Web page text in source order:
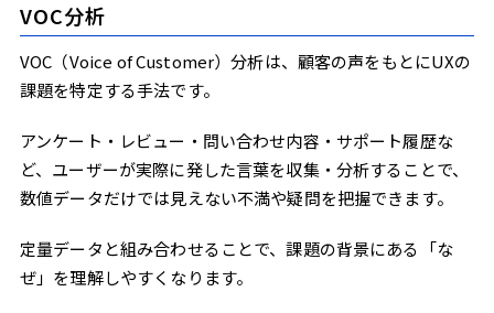
VOC分析
VOC（Voice of Customer）分析は、顧客の声をもとにUXの
課題を特定する手法です。
アンケート・レビュー・問い合わせ内容・サポート履歴な
ど、ユーザーが実際に発した言葉を収集・分析することで、
数値データだけでは見えない不満や疑問を把握できます。
定量データと組み合わせることで、課題の背景にある「な
ぜ」を理解しやすくなります。